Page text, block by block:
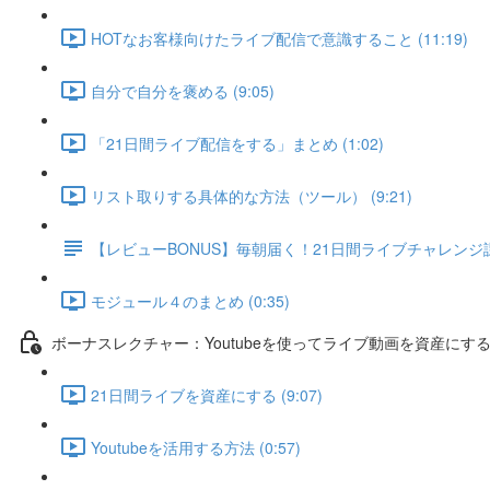
HOTなお客様向けたライブ配信で意識すること (11:19)
自分で自分を褒める (9:05)
「21日間ライブ配信をする」まとめ (1:02)
リスト取りする具体的な方法（ツール） (9:21)
【レビューBONUS】毎朝届く！21日間ライブチャレン
モジュール４のまとめ (0:35)
ボーナスレクチャー：Youtubeを使ってライブ動画を資産にす
21日間ライブを資産にする (9:07)
Youtubeを活用する方法 (0:57)